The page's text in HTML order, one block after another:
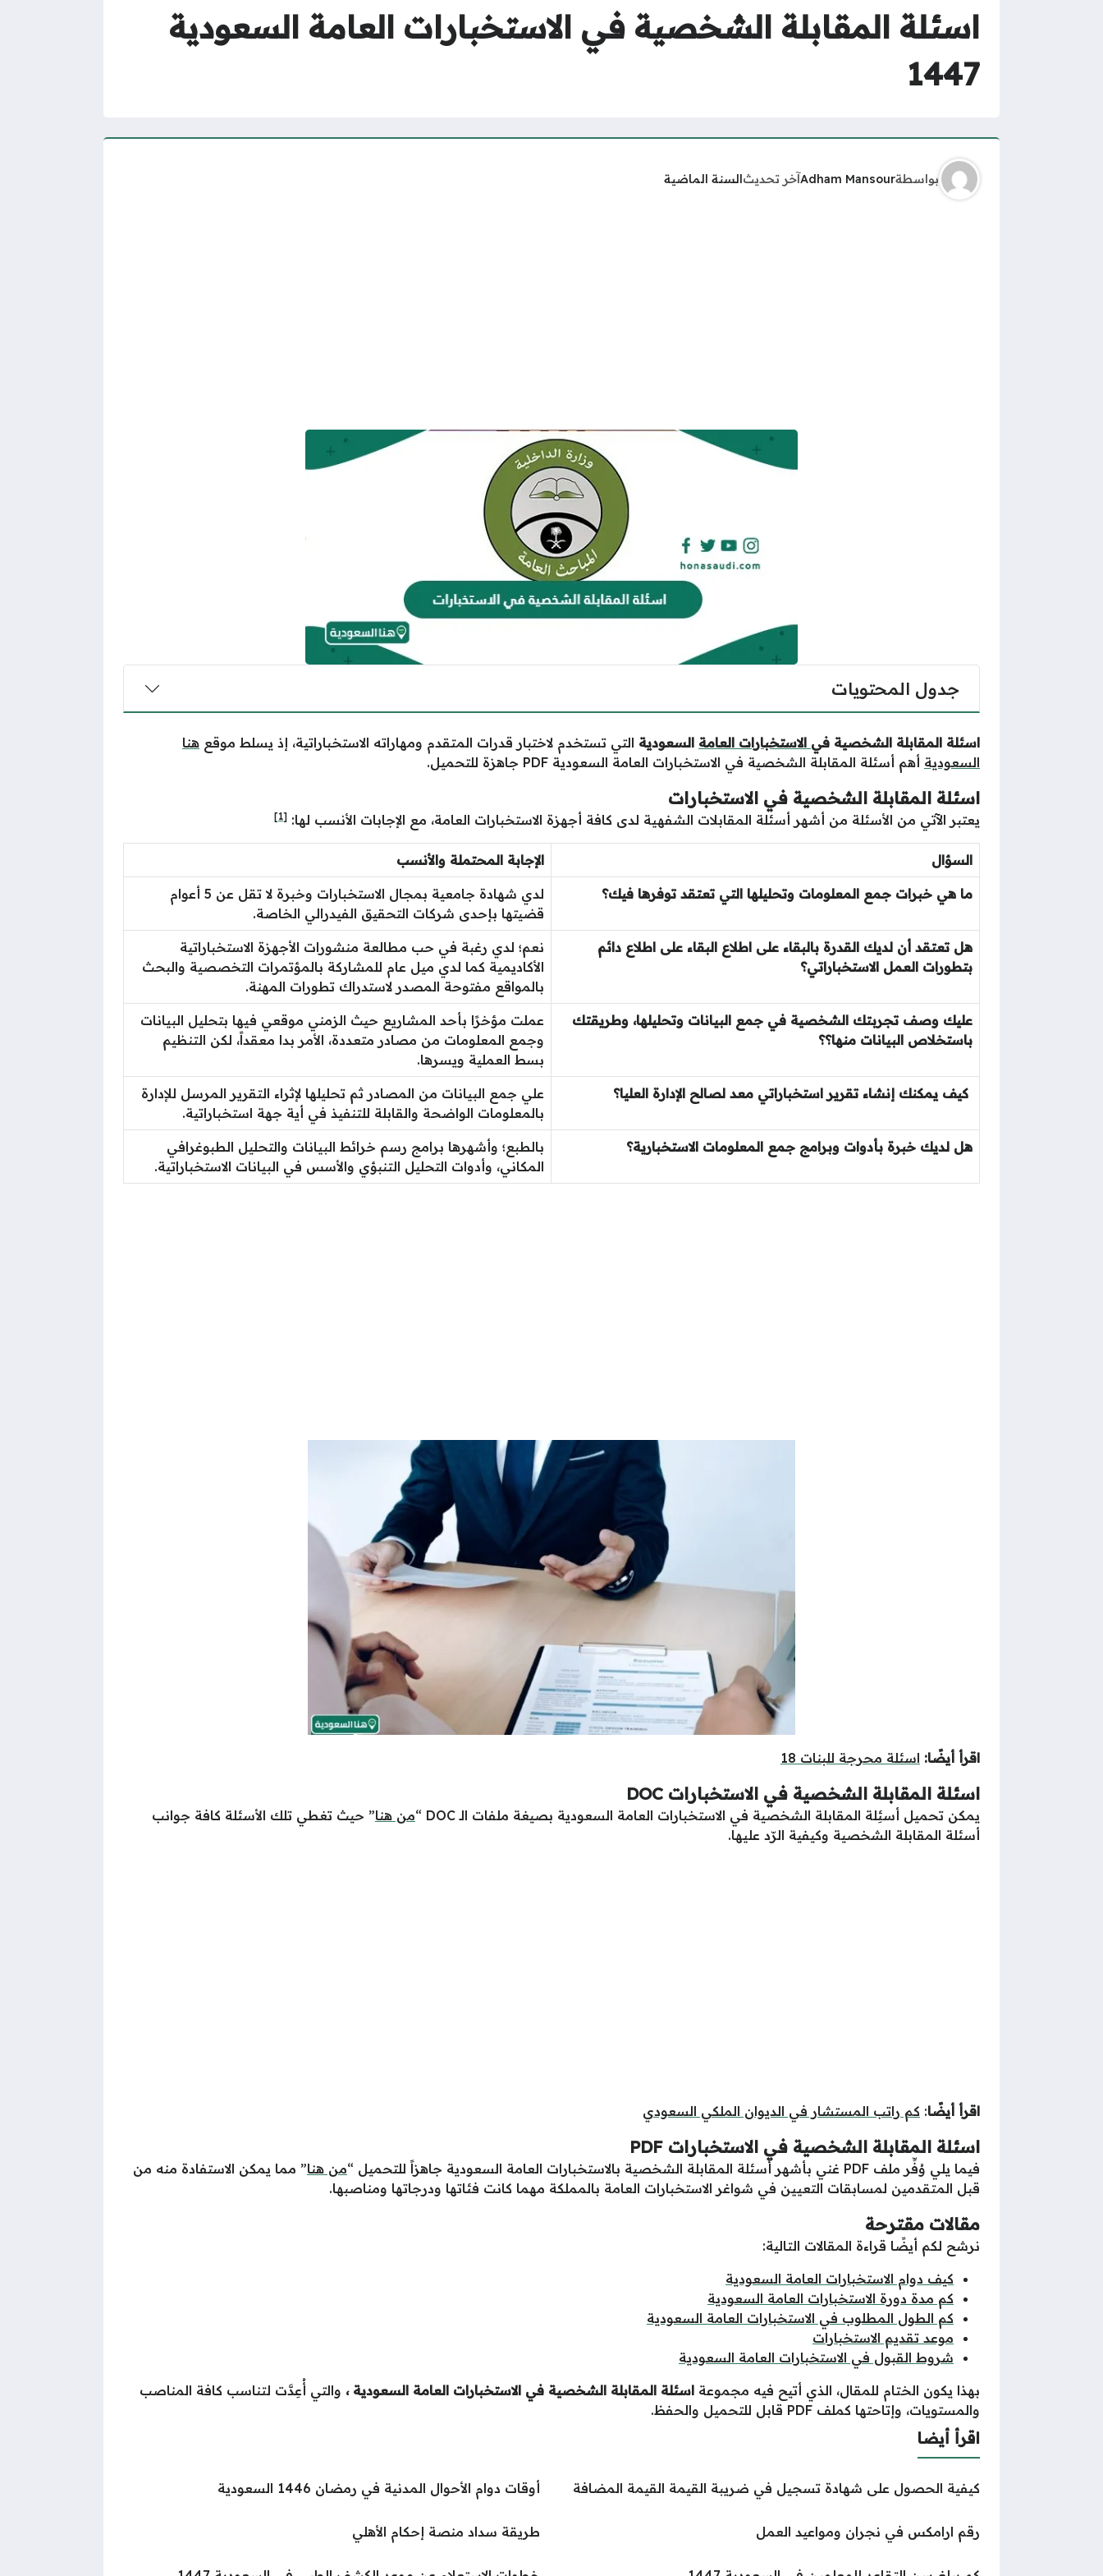
اسئلة المقابلة الشخصية في الاستخبارات العامة السعودية
1447
بواسطةAdham Mansourآخر تحديثالسنة الماضية
جدول المحتويات
اسئلة المقابلة الشخصية في الاستخبارات العامة السعودية التي تستخدم لاختبار قدرات المتقدم ومهاراته الاستخباراتية، إذ يسلط موقع هنا
السعودية أهم أسئلة المقابلة الشخصية في الاستخبارات العامة السعودية PDF جاهزة للتحميل.
اسئلة المقابلة الشخصية في الاستخبارات
يعتبر الآتي من الأسئلة من أشهر أسئلة المقابلات الشفهية لدى كافة أجهزة الاستخبارات العامة، مع الإجابات الأنسب لها: [1]
السؤال الإجابة المحتملة والأنسب
ما هي خبرات جمع المعلومات وتحليلها التي تعتقد توفرها فيك؟
لدي شهادة جامعية بمجال الاستخبارات وخبرة لا تقل عن 5 أعوام
قضيتها بإحدى شركات التحقيق الفيدرالي الخاصة.
هل تعتقد أن لديك القدرة بالبقاء على اطلاع البقاء على اطلاع دائم
بتطورات العمل الاستخباراتي؟
نعم؛ لدي رغبة في حب مطالعة منشورات الأجهزة الاستخباراتية
الأكاديمية كما لدي ميل عام للمشاركة بالمؤتمرات التخصصية والبحث
بالمواقع مفتوحة المصدر لاستدراك تطورات المهنة.
عليك وصف تجربتك الشخصية في جمع البيانات وتحليلها، وطريقتك
باستخلاص البيانات منها؟؟
عملت مؤخرًا بأحد المشاريع حيث الزمني موقعي فيها بتحليل البيانات
وجمع المعلومات من مصادر متعددة، الأمر بدا معقداً، لكن التنظيم
بسط العملية ويسرها.
كيف يمكنك إنشاء تقرير استخباراتي معد لصالح الإدارة العليا؟
علي جمع البيانات من المصادر ثم تحليلها لإثراء التقرير المرسل للإدارة
بالمعلومات الواضحة والقابلة للتنفيذ في أية جهة استخباراتية.
هل لديك خبرة بأدوات وبرامج جمع المعلومات الاستخبارية؟
بالطبع؛ وأشهرها برامج رسم خرائط البيانات والتحليل الطبوغرافي
المكاني، وأدوات التحليل التنبؤي والأسس في البيانات الاستخباراتية.
اقرأ أيضًا: اسئلة محرجة للبنات 18
اسئلة المقابلة الشخصية في الاستخبارات DOC
يمكن تحميل أسئِلة المقابلة الشخصية في الاستخبارات العامة السعودية بصيغة ملفات الـ DOC “ من هنا” حيث تغطي تلك الأسئلة كافة جوانب
أسئلة المقابلة الشخصية وكيفية الرّد عليها.
اقرأ أيضًا: كم راتب المستشار في الديوان الملكي السعودي
اسئلة المقابلة الشخصية في الاستخبارات PDF
فيما يلي وُفِّر ملف PDF غني بأشهر أسئلة المقابلة الشخصية بالاستخبارات العامة السعودية جاهزاً للتحميل “ من هنا” مما يمكن الاستفادة منه من
قبل المتقدمين لمسابقات التعيين في شواغر الاستخبارات العامة بالمملكة مهما كانت فئاتها ودرجاتها ومناصبها.
مقالات مقترحة
نرشح لكم أيضًا قراءة المقالات التالية:
كيف دوام الاستخبارات العامة السعودية
كم مدة دورة الاستخبارات العامة السعودية
كم الطول المطلوب في الاستخبارات العامة السعودية
موعد تقديم الاستخبارات
شروط القبول في الاستخبارات العامة السعودية
بهذا يكون الختام للمقال، الذي أتيح فيه مجموعة اسئلة المقابلة الشخصية في الاستخبارات العامة السعودية ، والتي أُعِدَّت لتناسب كافة المناصب
والمستويات، وإتاحتها كملف PDF قابل للتحميل والحفظ.
اقرأ أيضا
كيفية الحصول على شهادة تسجيل في ضريبة القيمة القيمة المضافة أوقات دوام الأحوال المدنية في رمضان 1446 السعودية
رقم ارامكس في نجران ومواعيد العمل طريقة سداد منصة إحكام الأهلي